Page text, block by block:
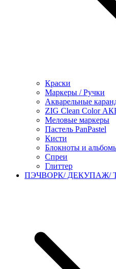
Краски
Маркеры / Ручки
Акварельные
ZIG Clean Color
Меловые маркеры
Пастель PanPastel
Кисти
Блокноты и
Спреи
Глиттер
ПЭЧВОРК/ ДЕКУПАЖ/